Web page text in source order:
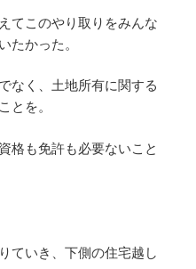
てこのやり取りをみんな
たかった。
なく、土地所有に関する
とを。
格も免許も必要ないこと
ていき、下側の住宅越し